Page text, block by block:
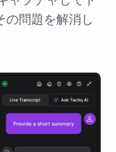
の問題を解消し